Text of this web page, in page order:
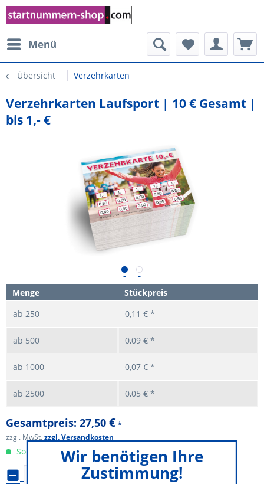
Menü
Übersicht Verzehrkarten
Verzehrkarten Laufsport | 10 € Gesamt |
bis 1,- €
Menge
Stückpreis
ab 250 0,11 € *
ab 500 0,09 € *
ab 1000 0,07 € *
ab 2500 0,05 € *
Gesamtpreis: 27,50 € *
zzgl. MwSt.zzgl. Versandkosten
Sofort versandfertigWir benötigen Ihre
Zustimmung!